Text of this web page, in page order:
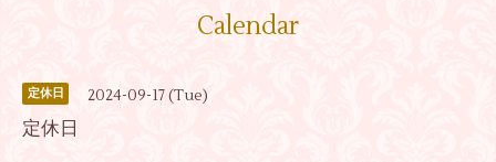
Calendar
定休日 2024-09-17 (Tue)
定休日